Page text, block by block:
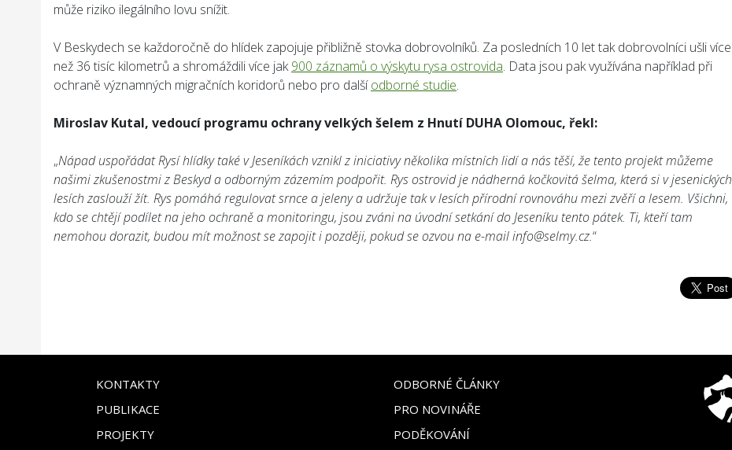
může riziko ilegálního lovu snížit.
V Beskydech se každoročně do hlídek zapojuje přibližně stovka dobrovolníků. Za posledních 10 let tak dobrovolníci ušli více
než 36 tisíc kilometrů a shromáždili více jak900 záznamů o výskytu rysa ostrovida. Data jsou pak využívána například při
ochraně významných migračních koridorů nebo pro dalšíodborné studie.
Miroslav Kutal, vedoucí programu ochrany velkých šelem z Hnutí DUHA Olomouc, řekl:
„Nápad uspořádat Rysí hlídky také v Jeseníkách vznikl z iniciativy několika místních lidí a nás těší, že tento projekt můžeme
našimi zkušenostmi z Beskyd a odborným zázemím podpořit. Rys ostrovid je nádherná kočkovitá šelma, která si v jesenických
lesích zaslouží žít. Rys pomáhá regulovat srnce a jeleny a udržuje tak v lesích přírodní rovnováhu mezi zvěří a lesem. Všichni,
kdo se chtějí podílet na jeho ochraně a monitoringu, jsou zváni na úvodní setkání do Jeseníku tento pátek. Ti, kteří tam
nemohou dorazit, budou mít možnost se zapojit i později, pokud se ozvou na e-mail info@selmy.cz.“
KONTAKTY
ODBORNÉ ČLÁNKY
PUBLIKACE
PRO NOVINÁŘE
PROJEKTY
PODĚKOVÁNÍ